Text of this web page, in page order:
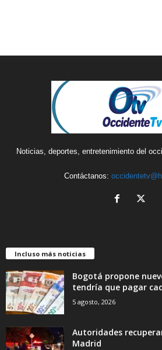
Noticias, deportes, entretenimiento del
Contáctanos:
Incluso más noticias
Bogotá propone
tendría que pagar
5 agosto, 2026
Autoridades
Madrid